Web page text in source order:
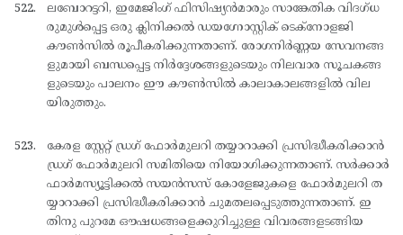
ലബോറട്ടറി, ഇമേജിംഗ് ഫിസിഷ്യന്‍മാരും സാങ്കേതിക വിദഗ്ധ
രുമുള്‍പ്പെട്ട ഒരു ക്ലിനിക്കല്‍ ഡയഗ്നോസ്റ്റിക് ടെക്നോളജി
കൗണ്‍സില്‍ രൂപീകരിക്കുന്നതാണ്. രോഗനിര്‍ണ്ണയ സേവനങ്ങ
ളുമായി ബന്ധപ്പെട്ട നിര്‍ദ്ദേശങ്ങളുടെയും നിലവാര സൂചകങ്ങ
ളുടെയും പാലനം ഈ കൗണ്‍സില്‍ കാലാകാലങ്ങളില്‍ വില
യിരുത്തും.
കേരള സ്റ്റേറ്റ് ഡ്രഗ് ഫോര്‍മുലറി തയ്യാറാക്കി പ്രസിദ്ധീകരിക്കാന്‍
ഡ്രഗ് ഫോര്‍മുലറി സമിതിയെ നിയോഗിക്കുന്നതാണ്. സര്‍ക്കാര്‍
ഫാര്‍മസ്യൂട്ടിക്കല്‍ സയന്‍സസ് കോളേജുകളെ ഫോര്‍മുലറി ത
യ്യാറാക്കി പ്രസിദ്ധീകരിക്കാന്‍ ചുമതലപ്പെടുത്തുന്നതാണ്. ഇ
തിനു പുറമേ ഔഷധങ്ങളെക്കുറിച്ചുള്ള വിവരങ്ങളടങ്ങിയ